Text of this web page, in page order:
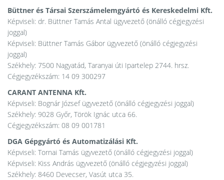
Büttner és Társai Szerszámelemgyártó és Kereskedelmi Kft.
Képviseli: dr. Büttner Tamás Antal ügyvezető (önálló cégjegyzési
joggal)
Képviseli: Büttner Tamás Gábor ügyvezető (önálló cégjegyzési
joggal)
Székhely: 7500 Nagyatád, Taranyai úti Ipartelep 2744. hrsz.
Cégjegyzékszám: 14 09 300297
CARANT ANTENNA Kft.
Képviseli: Bognár József ügyvezető (önálló cégjegyzési joggal)
Székhely: 9028 Győr, Török Ignác utca 66.
Cégjegyzékszám: 08 09 001781
DGA Gépgyártó és Automatizálási Kft.
Képviseli: Tornai Tamás ügyvezető (önálló cégjegyzési joggal)
Képviseli: Kiss András ügyvezető (önálló cégjegyzési joggal)
Székhely: 8460 Devecser, Vasút utca 35.